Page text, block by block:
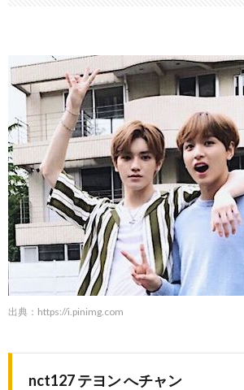
出典： https://i.pinimg.com
nct127 テヨン へチャン